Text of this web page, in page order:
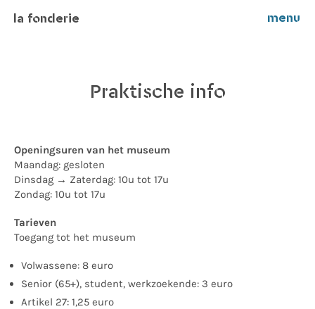
la fonderie menu
Praktische info
Openingsuren van het museum
Maandag: gesloten
Dinsdag → Zaterdag: 10u tot 17u
Zondag: 10u tot 17u
Tarieven
Toegang tot het museum
Volwassene: 8 euro
Senior (65+), student, werkzoekende: 3 euro
Artikel 27: 1,25 euro